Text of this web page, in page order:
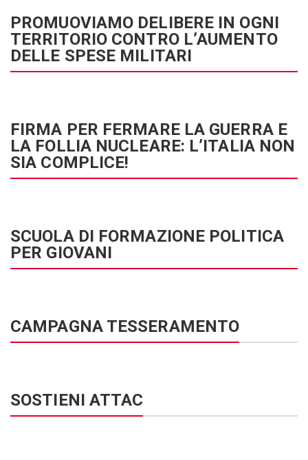
PROMUOVIAMO DELIBERE IN OGNI
TERRITORIO CONTRO L’AUMENTO
DELLE SPESE MILITARI
FIRMA PER FERMARE LA GUERRA E
LA FOLLIA NUCLEARE: L’ITALIA NON
SIA COMPLICE!
SCUOLA DI FORMAZIONE POLITICA
PER GIOVANI
CAMPAGNA TESSERAMENTO
SOSTIENI ATTAC